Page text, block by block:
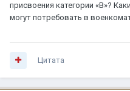
присвоения категории «В»?
могут потребовать в
Цитата